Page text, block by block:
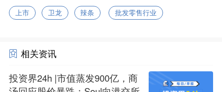
上市 卫龙 辣条 批发零售行业
相关资讯
投资界24h |市值蒸发900亿，商